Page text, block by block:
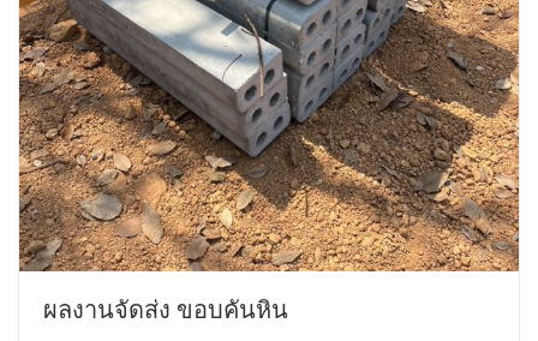
ผลงานจัดส่ง ขอบคันหิน